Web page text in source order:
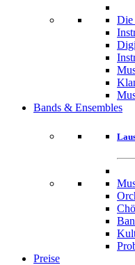
Die
Bands & Ensembles
Preise